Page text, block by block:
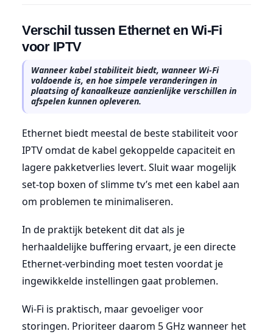
Verschil tussen Ethernet en Wi-Fi
voor IPTV
Wanneer kabel stabiliteit biedt, wanneer Wi-Fi
voldoende is, en hoe simpele veranderingen in
plaatsing of kanaalkeuze aanzienlijke verschillen in
afspelen kunnen opleveren.
Ethernet biedt meestal de beste stabiliteit voor
IPTV omdat de kabel gekoppelde capaciteit en
lagere pakketverlies levert. Sluit waar mogelijk
set-top boxen of slimme tv’s met een kabel aan
om problemen te minimaliseren.
In de praktijk betekent dit dat als je
herhaaldelijke buffering ervaart, je een directe
Ethernet-verbinding moet testen voordat je
ingewikkelde instellingen gaat problemen.
Wi-Fi is praktisch, maar gevoeliger voor
storingen. Prioriteer daarom 5 GHz wanneer het